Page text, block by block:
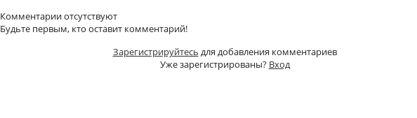
Комментарии отсутствуют
Будьте первым, кто оставит комментарий!
Зарегистрируйтесь для добавления комментариев
Уже зарегистрированы? Вход